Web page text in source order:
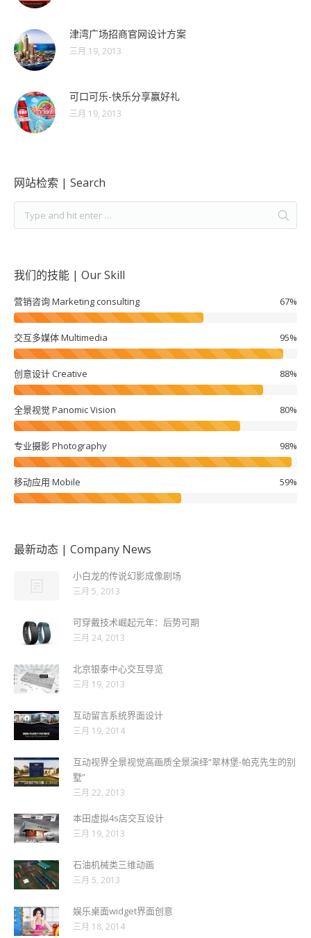
津湾广场招商官网设计方案
三月 19, 2013
可口可乐-快乐分享赢好礼
三月 19, 2013
网站检索 | Search
我们的技能 | Our Skill
营销咨询 Marketing consulting 67%
交互多媒体 Multimedia 95%
创意设计 Creative 88%
全景视觉 Panomic Vision 80%
专业摄影 Photography 98%
移动应用 Mobile 59%
最新动态 | Company News
小白龙的传说幻影成像剧场
三月 5, 2013
可穿戴技术崛起元年：后势可期
三月 24, 2013
北京银泰中心交互导览
三月 19, 2013
互动留言系统界面设计
三月 19, 2014
互动视界全景视觉高画质全景演绎“翠林堡-帕克先生的别
墅”
三月 22, 2013
本田虚拟4s店交互设计
三月 19, 2013
石油机械类三维动画
三月 5, 2013
娱乐桌面widget界面创意
三月 18, 2014